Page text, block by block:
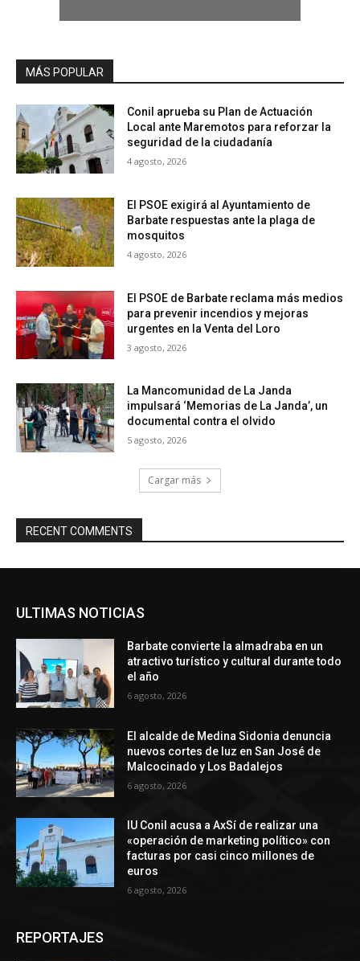
MÁS POPULAR
Conil aprueba su Plan de Actuación
Local ante Maremotos para reforzar la
seguridad de la ciudadanía
4 agosto, 2026
El PSOE exigirá al Ayuntamiento de
Barbate respuestas ante la plaga de
mosquitos
4 agosto, 2026
El PSOE de Barbate reclama más medios
para prevenir incendios y mejoras
urgentes en la Venta del Loro
3 agosto, 2026
La Mancomunidad de La Janda
impulsará ‘Memorias de La Janda’, un
documental contra el olvido
5 agosto, 2026
Cargar más
RECENT COMMENTS
ULTIMAS NOTICIAS
Barbate convierte la almadraba en un
atractivo turístico y cultural durante todo
el año
6 agosto, 2026
El alcalde de Medina Sidonia denuncia
nuevos cortes de luz en San José de
Malcocinado y Los Badalejos
6 agosto, 2026
IU Conil acusa a AxSí de realizar una
«operación de marketing político» con
facturas por casi cinco millones de
euros
6 agosto, 2026
REPORTAJES